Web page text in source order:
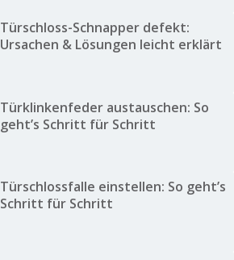
Türschloss-Schnapper defekt:
Ursachen & Lösungen leicht erklärt
Türklinkenfeder austauschen: So
geht’s Schritt für Schritt
Türschlossfalle einstellen: So geht’s
Schritt für Schritt